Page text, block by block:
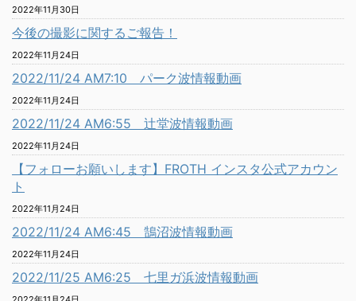
2022年11月30日
今後の撮影に関するご報告！
2022年11月24日
2022/11/24 AM7:10 パーク波情報動画
2022年11月24日
2022/11/24 AM6:55 辻堂波情報動画
2022年11月24日
【フォローお願いします】FROTH インスタ公式アカウン
ト
2022年11月24日
2022/11/24 AM6:45 鵠沼波情報動画
2022年11月24日
2022/11/25 AM6:25 七里ガ浜波情報動画